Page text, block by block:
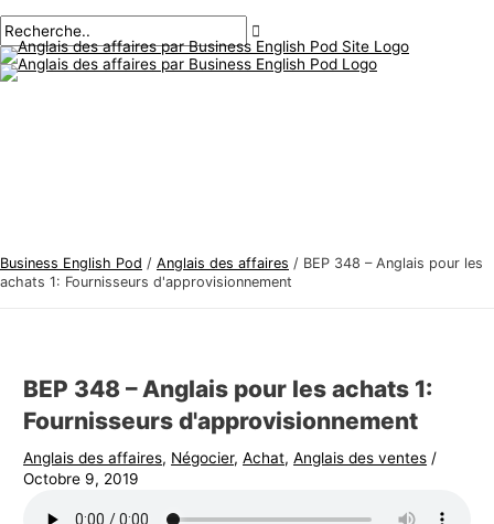
au
contenu
principal
Business English Pod / Anglais des affaires / BEP 348 – Anglais pour les
achats 1: Fournisseurs d'approvisionnement
BEP 348 – Anglais pour les achats 1:
Fournisseurs d'approvisionnement
Anglais des affaires, Négocier,Achat,Anglais des ventes /
Octobre 9, 2019
des
articles
ici..
mail*
S
u
j
n
i
s
d
e
R
e
c
r